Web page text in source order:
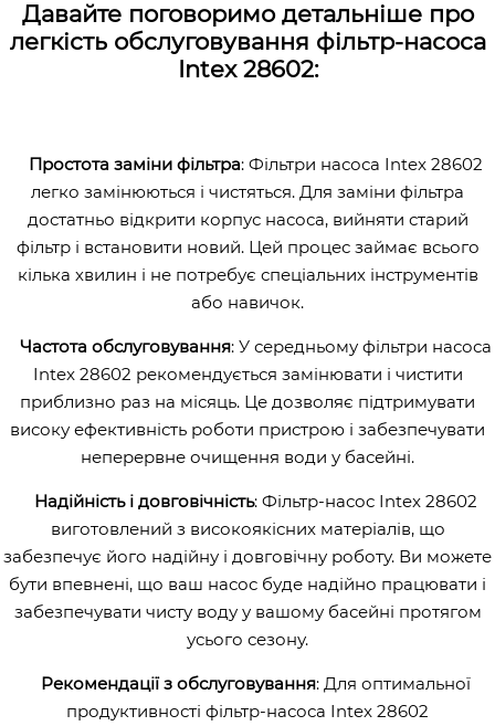
Давайте поговоримо детальніше про
легкість обслуговування фільтр-насоса
Intex 28602:
Простота заміни фільтра: Фільтри насоса Intex 28602
легко замінюються і чистяться. Для заміни фільтра
достатньо відкрити корпус насоса, вийняти старий
фільтр і встановити новий. Цей процес займає всього
кілька хвилин і не потребує спеціальних інструментів
або навичок.
Частота обслуговування: У середньому фільтри насоса
Intex 28602 рекомендується замінювати і чистити
приблизно раз на місяць. Це дозволяє підтримувати
високу ефективність роботи пристрою і забезпечувати
неперервне очищення води у басейні.
Надійність і довговічність: Фільтр-насос Intex 28602
виготовлений з високоякісних матеріалів, що
забезпечує його надійну і довговічну роботу. Ви можете
бути впевнені, що ваш насос буде надійно працювати і
забезпечувати чисту воду у вашому басейні протягом
усього сезону.
Рекомендації з обслуговування: Для оптимальної
продуктивності фільтр-насоса Intex 28602